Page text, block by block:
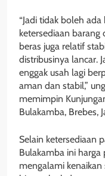
“Jadi tidak boleh
ketersediaan barang
beras juga relatif
distribusinya lancar.
enggak usah lagi
aman dan stabil,”
memimpin
Bulakamba, Brebes,
Selain ketersediaan
Bulakamba ini harga
mengalami